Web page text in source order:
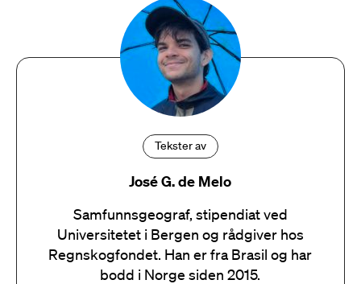
Tekster av
José G. de Melo
Samfunnsgeograf, stipendiat ved
Universitetet i Bergen og rådgiver hos
Regnskogfondet. Han er fra Brasil og har
bodd i Norge siden 2015.